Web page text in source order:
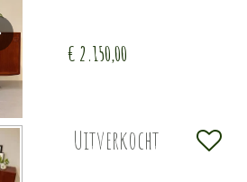
€ 2.150,00
Uitverkocht